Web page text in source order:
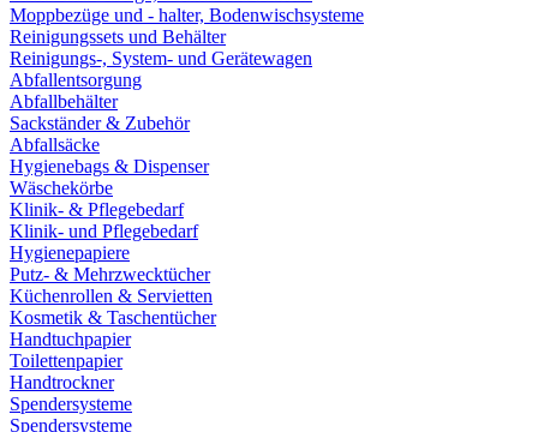
Moppbezüge und - halter, Bodenwischsysteme
Reinigungssets und Behälter
Reinigungs-, System- und Gerätewagen
Abfallentsorgung
Abfallbehälter
Sackständer & Zubehör
Abfallsäcke
Hygienebags & Dispenser
Wäschekörbe
Klinik- & Pflegebedarf
Klinik- und Pflegebedarf
Hygienepapiere
Putz- & Mehrzwecktücher
Küchenrollen & Servietten
Kosmetik & Taschentücher
Handtuchpapier
Toilettenpapier
Handtrockner
Spendersysteme
Spendersysteme